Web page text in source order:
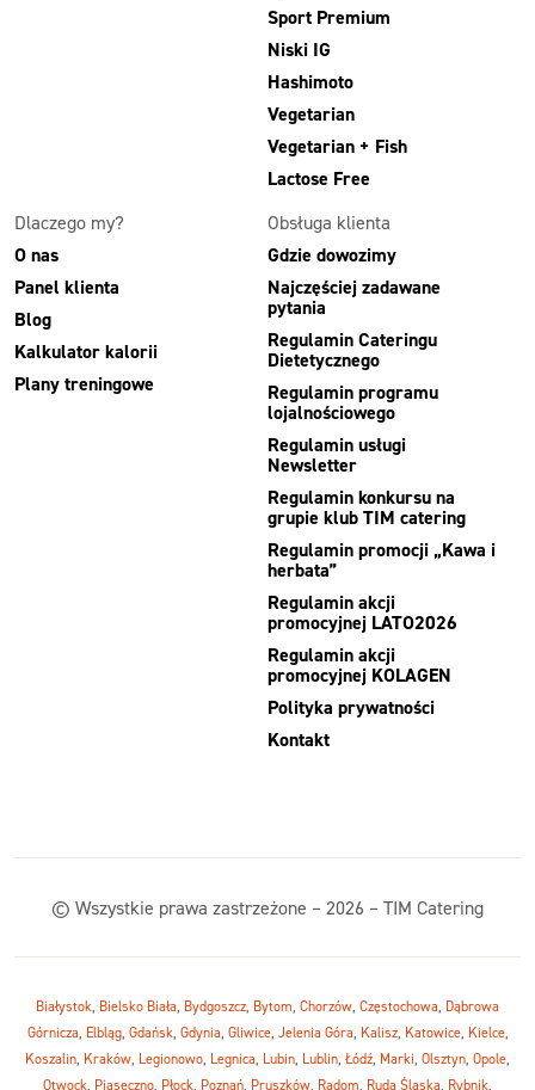
Sport Premium
Niski IG
Hashimoto
Vegetarian
Vegetarian + Fish
Lactose Free
Dlaczego my?
O nas
Panel klienta
Blog
Kalkulator kalorii
Plany treningowe
Obsługa klienta
Gdzie dowozimy
Najczęściej zadawane
pytania
Regulamin Cateringu
Dietetycznego
Regulamin programu
lojalnościowego
Regulamin usługi
Newsletter
Regulamin konkursu na
grupie klub TIM catering
Regulamin promocji „Kawa i
herbata”
Regulamin akcji
promocyjnej LATO2026
Regulamin akcji
promocyjnej KOLAGEN
Polityka prywatności
Kontakt
© Wszystkie prawa zastrzeżone – 2026 – TIM Catering
Białystok, Bielsko Biała, Bydgoszcz, Bytom, Chorzów, Częstochowa, Dąbrowa
Górnicza, Elbląg, Gdańsk, Gdynia, Gliwice, Jelenia Góra, Kalisz, Katowice, Kielce,
Koszalin, Kraków, Legionowo, Legnica, Lubin, Lublin, Łódź, Marki, Olsztyn, Opole,
Otwock, Piaseczno, Płock, Poznań, Pruszków, Radom, Ruda Śląska, Rybnik,